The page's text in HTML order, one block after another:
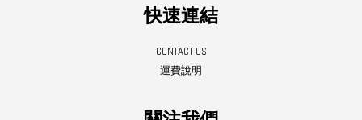
快速連結
CONTACT US
運費說明